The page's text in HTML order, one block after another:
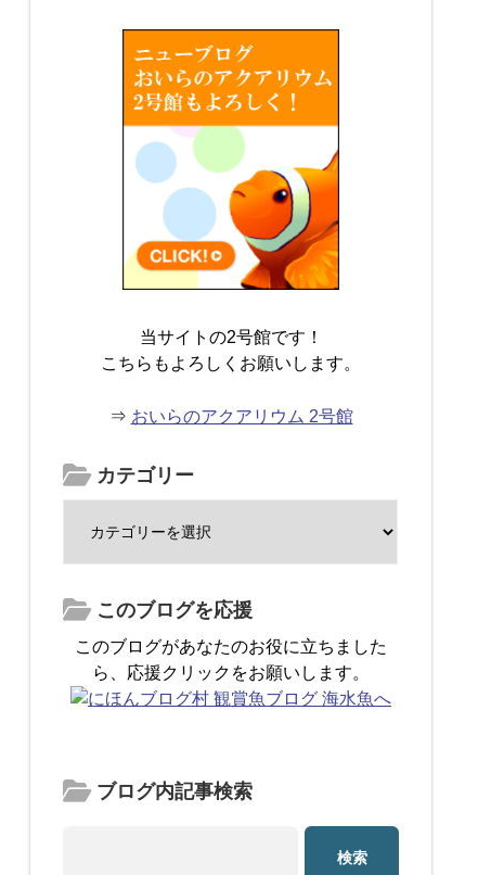
当サイトの2号館です！
こちらもよろしくお願いします。
⇒ おいらのアクアリウム 2号館
カテゴリー
このブログを応援
このブログがあなたのお役に立ちました
ら、応援クリックをお願いします。
ブログ内記事検索